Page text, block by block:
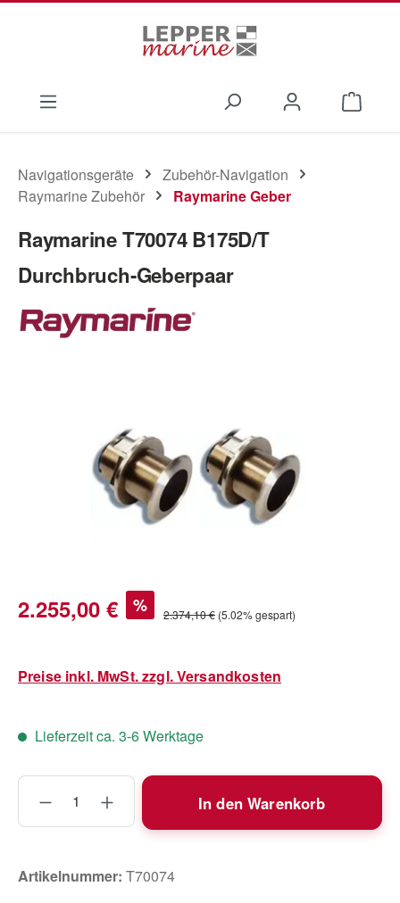
Navigationsgeräte
Zubehör-Navigation
Raymarine Zubehör
Raymarine Geber
Raymarine T70074 B175D/T
Durchbruch-Geberpaar
Verkaufspreis:
2.255,00 € % Regulärer Preis:
2.374,10 € (5.02% gespart)
Preise inkl. MwSt. zzgl. Versandkosten
Lieferzeit ca. 3-6 Werktage
Produkt Anzahl: Gib den gewünschten
In den Warenkorb
Artikelnummer: T70074